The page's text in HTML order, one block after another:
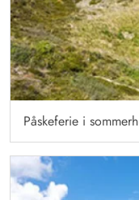
Påskeferie i